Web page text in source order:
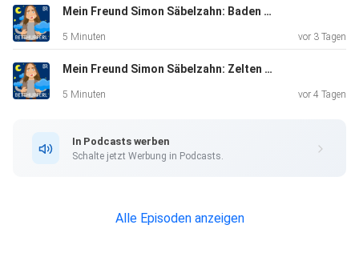
Mein Freund Simon Säbelzahn: Baden gehen | Eine Gute-Nacht-Geschichte ab 5 Jahren
5 Minuten vor 3 Tagen
Mein Freund Simon Säbelzahn: Zelten gehen | Eine Gute-Nacht-Geschichte ab 5 Jahren
5 Minuten vor 4 Tagen
In Podcasts werben
Schalte jetzt Werbung in Podcasts.
Alle Episoden anzeigen